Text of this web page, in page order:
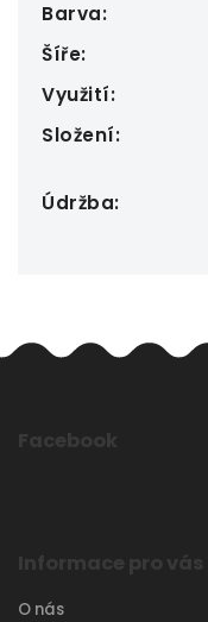
Barva:
Šíře:
Využití:
Složení:
Údržba:
Facebook
Informace pro vás
O nás